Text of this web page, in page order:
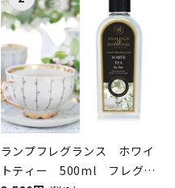
ランプフレグランス ホワイ
トティー 500ml フレグラ